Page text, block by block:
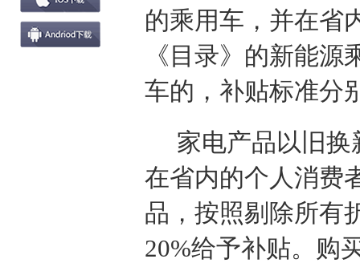
的乘用车，并在省
《目录》的新能
车的，补贴标准分
家电产品以旧
在省内的个人消费
品，按照剔除所有
20%给予补贴。购